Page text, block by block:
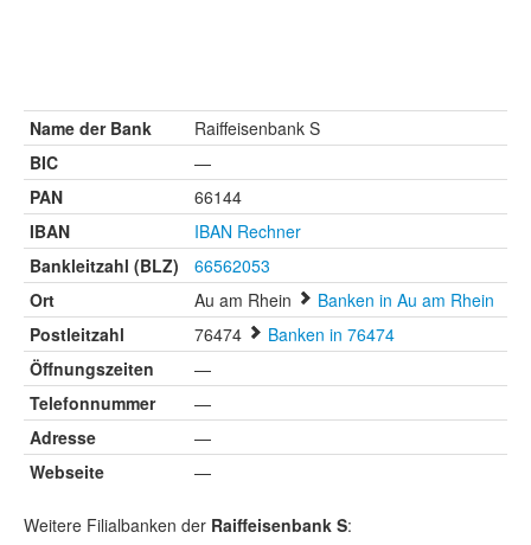
Name der Bank
Raiffeisenbank S
BIC
—
PAN
66144
IBAN
IBAN Rechner
Bankleitzahl (BLZ)
66562053
Ort
Au am Rhein
Banken in Au am Rhein
Postleitzahl
76474
Banken in 76474
Öffnungszeiten
—
Telefonnummer
—
Adresse
—
Webseite
—
Weitere Filialbanken der Raiffeisenbank S: